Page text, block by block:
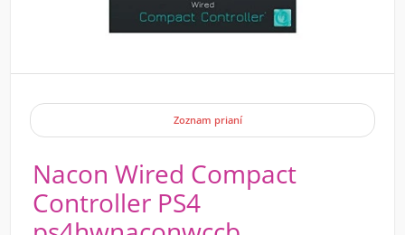
Zoznam prianí
Nacon Wired Compact
Controller PS4